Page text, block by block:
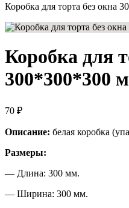
Коробка для торта без окна
Коробка для
300*300*300
70 ₽
Описание: белая коробка
Размеры:
— Длина: 300 мм.
— Ширина: 300 мм.